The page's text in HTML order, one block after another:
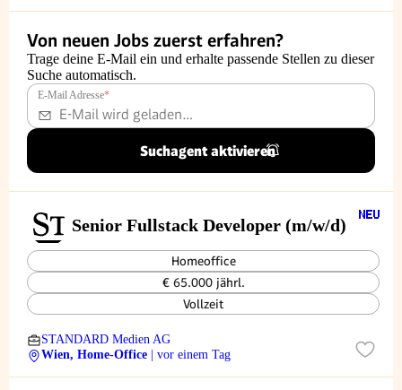
Von neuen Jobs zuerst erfahren?
Trage deine E-Mail ein und erhalte passende Stellen zu dieser
Suche automatisch.
E-Mail Adresse*
Suchagent aktivieren
Senior Fullstack Developer (m/w/d)
Homeoffice
€ 65.000 jährl.
Vollzeit
STANDARD Medien AG
Wien, Home-Office
| vor einem Tag